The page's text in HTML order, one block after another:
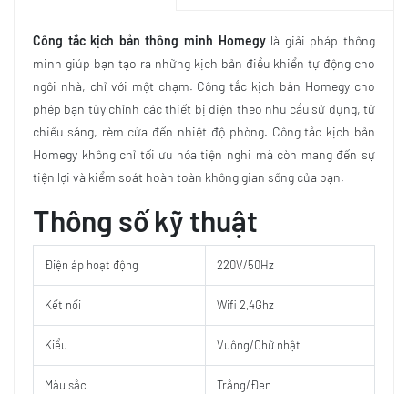
Công tắc kịch bản thông minh Homegylà giải pháp thông
minh giúp bạn tạo ra những kịch bản điều khiển tự động cho
ngôi nhà, chỉ với một chạm. Công tắc kịch bản Homegy cho
phép bạn tùy chỉnh các thiết bị điện theo nhu cầu sử dụng, từ
chiếu sáng, rèm cửa đến nhiệt độ phòng. Công tắc kịch bản
Homegy không chỉ tối ưu hóa tiện nghi mà còn mang đến sự
tiện lợi và kiểm soát hoàn toàn không gian sống của bạn.
Thông số kỹ thuật
Điện áp hoạt động 220V/50Hz
Kết nối Wifi 2,4Ghz
Kiểu Vuông/Chữ nhật
Màu sắc Trắng/Đen